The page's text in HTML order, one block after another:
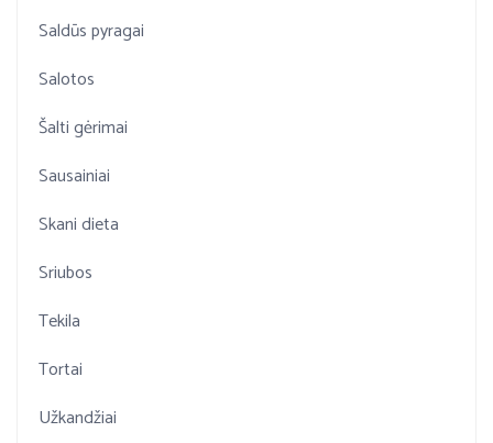
Saldūs pyragai
Salotos
Šalti gėrimai
Sausainiai
Skani dieta
Sriubos
Tekila
Tortai
Užkandžiai